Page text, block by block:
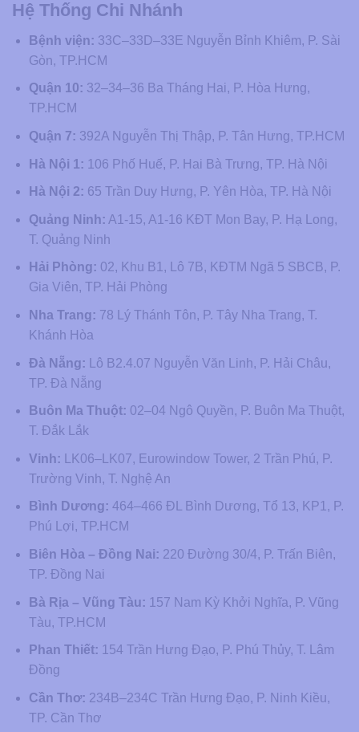
Hệ Thống Chi Nhánh
Bệnh viện: 33C–33D–33E Nguyễn Bỉnh Khiêm, P. Sài
Gòn, TP.HCM
Quận 10: 32–34–36 Ba Tháng Hai, P. Hòa Hưng,
TP.HCM
Quận 7: 392A Nguyễn Thị Thập, P. Tân Hưng, TP.HCM
Hà Nội 1: 106 Phố Huế, P. Hai Bà Trưng, TP. Hà Nội
Hà Nội 2: 65 Trần Duy Hưng, P. Yên Hòa, TP. Hà Nội
Quảng Ninh: A1-15, A1-16 KĐT Mon Bay, P. Hạ Long,
T. Quảng Ninh
Hải Phòng: 02, Khu B1, Lô 7B, KĐTM Ngã 5 SBCB, P.
Gia Viên, TP. Hải Phòng
Nha Trang: 78 Lý Thánh Tôn, P. Tây Nha Trang, T.
Khánh Hòa
Đà Nẵng: Lô B2.4.07 Nguyễn Văn Linh, P. Hải Châu,
TP. Đà Nẵng
Buôn Ma Thuột: 02–04 Ngô Quyền, P. Buôn Ma Thuột,
T. Đắk Lắk
Vinh: LK06–LK07, Eurowindow Tower, 2 Trần Phú, P.
Trường Vinh, T. Nghệ An
Bình Dương: 464–466 ĐL Bình Dương, Tổ 13, KP1, P.
Phú Lợi, TP.HCM
Biên Hòa – Đồng Nai: 220 Đường 30/4, P. Trấn Biên,
TP. Đồng Nai
Bà Rịa – Vũng Tàu: 157 Nam Kỳ Khởi Nghĩa, P. Vũng
Tàu, TP.HCM
Phan Thiết: 154 Trần Hưng Đạo, P. Phú Thủy, T. Lâm
Đồng
Cần Thơ: 234B–234C Trần Hưng Đạo, P. Ninh Kiều,
TP. Cần Thơ